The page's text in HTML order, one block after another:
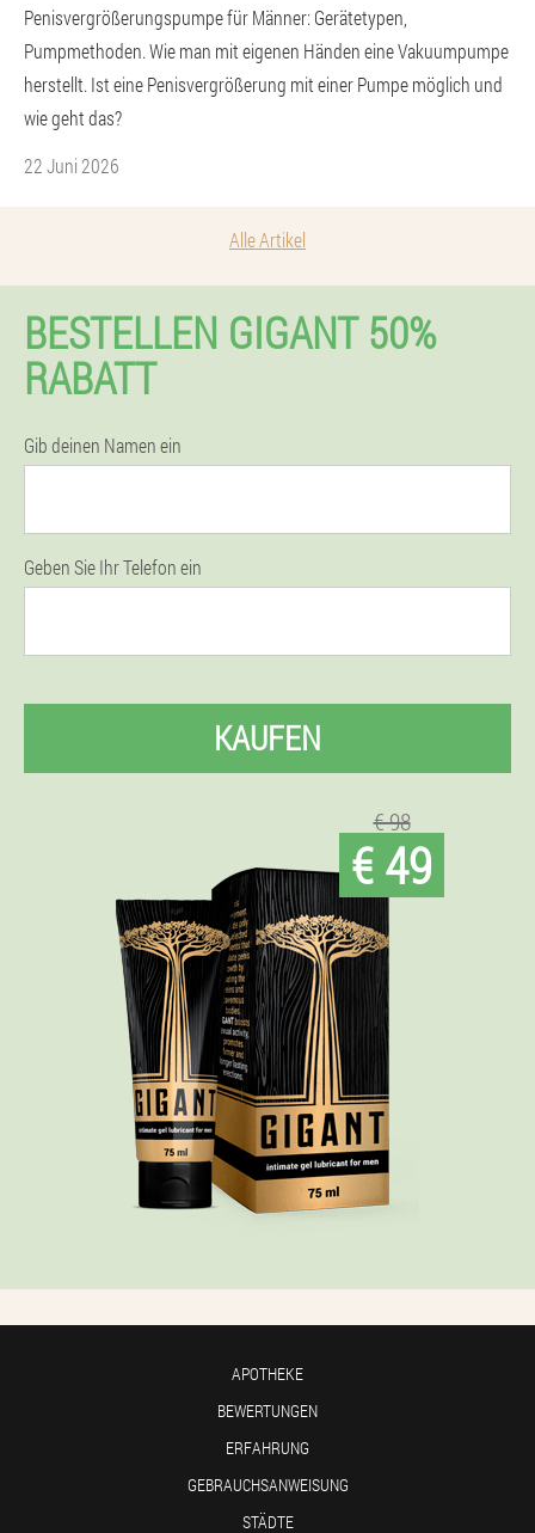
Penisvergrößerungspumpe für Männer: Gerätetypen,
Pumpmethoden. Wie man mit eigenen Händen eine Vakuumpumpe
herstellt. Ist eine Penisvergrößerung mit einer Pumpe möglich und
wie geht das?
22 Juni 2026
Alle Artikel
BESTELLEN GIGANT 50%
RABATT
Gib deinen Namen ein
Geben Sie Ihr Telefon ein
KAUFEN
€ 98
€ 49
APOTHEKE
BEWERTUNGEN
ERFAHRUNG
GEBRAUCHSANWEISUNG
STÄDTE